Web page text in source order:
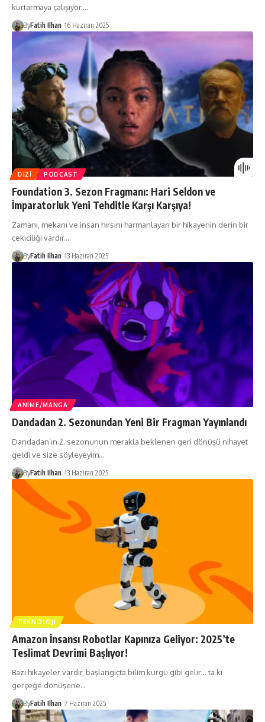
kurtarmaya çalışıyor.…
ByFatih Ilhan 16 Haziran 2025
DIZI PODCAST
Foundation 3. Sezon Fragmanı: Hari Seldon ve
İmparatorluk Yeni Tehditle Karşı Karşıya!
Zamanı, mekanı ve insan hırsını harmanlayan bir hikayenin derin bir
çekiciliği vardır.…
ByFatih Ilhan 13 Haziran 2025
ANIME/MANGA
Dandadan 2. Sezonundan Yeni Bir Fragman Yayınlandı
Dandadan’ın 2. sezonunun merakla beklenen geri dönüşü nihayet
geldi ve size söyleyeyim…
ByFatih Ilhan 13 Haziran 2025
TEKNOLOJI
Amazon İnsansı Robotlar Kapınıza Geliyor: 2025’te
Teslimat Devrimi Başlıyor!
Bazı hikayeler vardır, başlangıçta bilim kurgu gibi gelir… ta ki
gerçeğe dönüşene…
ByFatih Ilhan 7 Haziran 2025